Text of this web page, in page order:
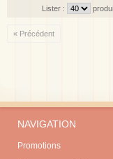
Lister :
« Précédent
NAVIGATION
Promotions